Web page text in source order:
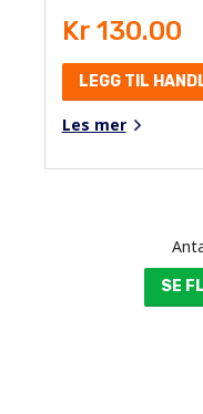
Kr 130.00
LEGG TIL
Les mer
SE